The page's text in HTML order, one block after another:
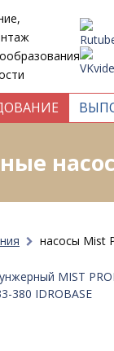
насосы Mist